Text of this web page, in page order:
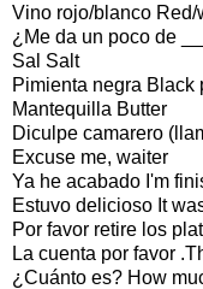
Vino rojo/blanco Red/
¿Me da un poco de
Sal Salt
Pimienta negra Black
Mantequilla Butter
Diculpe camarero
Excuse me, waiter
Ya he acabado I'm
Estuvo delicioso It
Por favor retire los
La cuenta por favor
¿Cuánto es? How